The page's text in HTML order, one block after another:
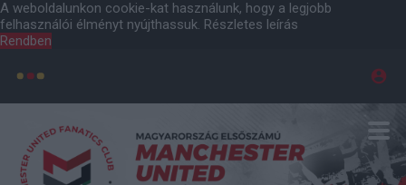
A weboldalunkon cookie-kat használunk, hogy a legjobb
felhasználói élményt nyújthassuk. Részletes leírás
Rendben